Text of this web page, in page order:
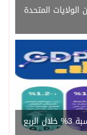
المتحدة
“الإحصاء”: الاقتصاد السعودي يسجل نموًا بنسبة 3% خلال الربع